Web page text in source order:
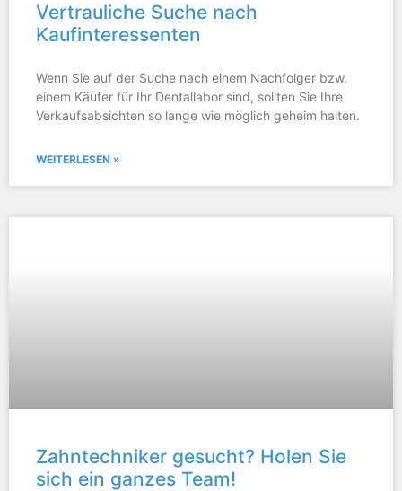
Vertrauliche Suche nach
Kaufinteressenten
Wenn Sie auf der Suche nach einem Nachfolger bzw.
einem Käufer für Ihr Dentallabor sind, sollten Sie Ihre
Verkaufsabsichten so lange wie möglich geheim halten.
WEITERLESEN »
Zahntechniker gesucht? Holen Sie
sich ein ganzes Team!